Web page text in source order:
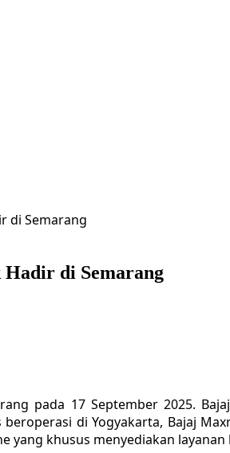
di Semarang
di Semarang
pada 17 September 2025.
di Yogyakarta, Bajaj
khusus menyediakan